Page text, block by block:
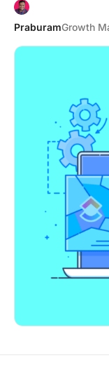
PraburamGrowth